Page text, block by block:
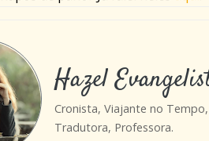
Hazel
Cronista, Viajante no
Tradutora, Professora.